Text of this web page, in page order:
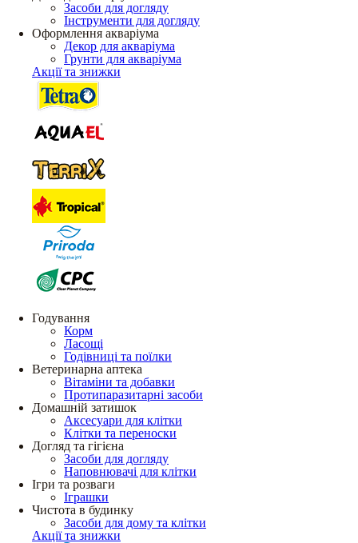
Засоби для догляду
Інструменти для догляду
Оформлення акваріума
Декор для акваріума
Грунти для акваріума
Акції та знижки
Годування
Корм
Ласощі
Годівниці та поїлки
Ветеринарна аптека
Вітаміни та добавки
Протипаразитарні засоби
Домашній затишок
Аксесуари для клітки
Клітки та переноски
Догляд та гігієна
Засоби для догляду
Наповнювачі для клітки
Ігри та розваги
Іграшки
Чистота в будинку
Засоби для дому та клітки
Акції та знижки